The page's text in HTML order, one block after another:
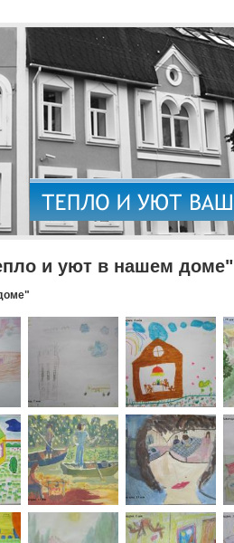
и уют в нашем доме"